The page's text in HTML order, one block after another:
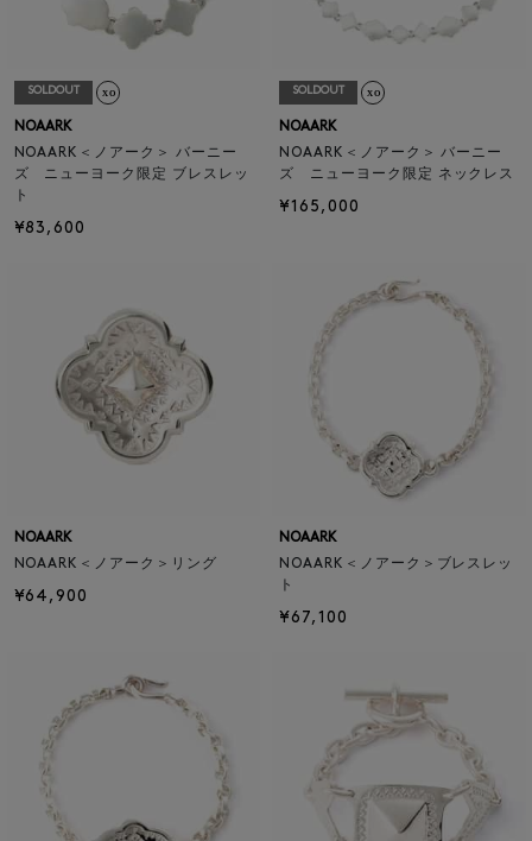
SOLDOUT
NOAARK
NOAARK＜ノアーク＞ バーニー
ズ ニューヨーク限定 ブレスレッ
ト
¥83,600
SOLDOUT
NOAARK
NOAARK＜ノアーク＞ バーニー
ズ ニューヨーク限定 ネックレス
¥165,000
NOAARK
NOAARK＜ノアーク＞リング
¥64,900
NOAARK
NOAARK＜ノアーク＞ブレスレッ
ト
¥67,100